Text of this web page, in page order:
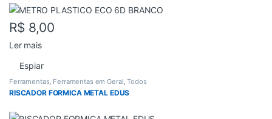
R$ 8,00
Ler mais
Espiar
Ferramentas, Ferramentas em Geral,Todos
RISCADOR FORMICA METAL EDUS